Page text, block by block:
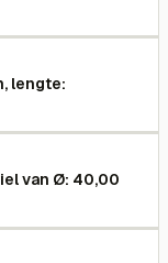
lengte:
van Ø: 40,00